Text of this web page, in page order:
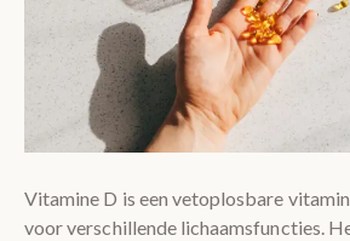
Vitamine D is een vetoplosbare
voor verschillende lichaamsfuncties.